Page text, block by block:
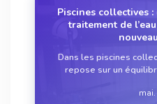
Piscines collectives
traitement de
Dans les piscines
repose sur un
d’exploitation.